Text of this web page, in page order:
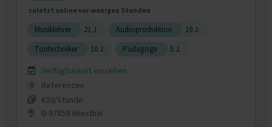
zuletzt online vor wenigen Stunden
Musiklehrer 21 J. Audioproduktion
10 J.
Tontechniker
10 J. Pädagoge 5 J.
Verfügbarkeit einsehen
0
Referenzen
€50/Stunde
D-97859 Wiesthal